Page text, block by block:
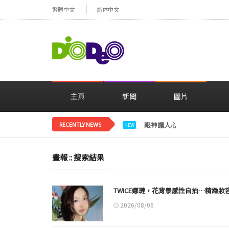
繁體中文 简体中文
主頁 新聞 圖片
RECENTLY NEWS NEW 眼神讓人心動，美貌閃耀……
畫報 :: 搜索結果
TWICE娜璉，花背景感性自拍…精緻妝
2026/08/06